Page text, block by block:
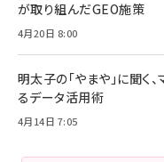
が取り組んだGEO施策
4月20日 8:00
明太子の「やまや」に聞く
るデータ活用術
4月14日 7:05